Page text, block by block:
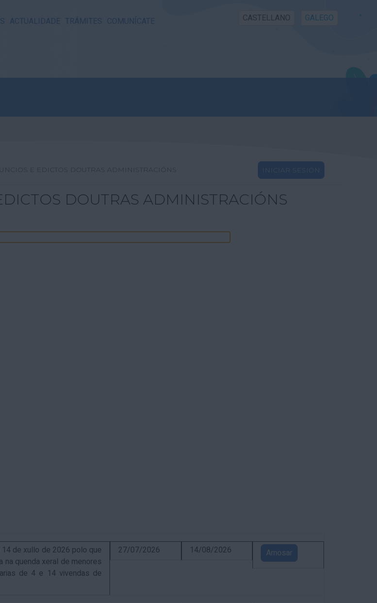
ACTUALIDADE TRÁMITES COMUNÍCATE CASTELLANO GALEGO
E EDICTOS DOUTRAS ADMINISTRACIÓNS INICIAR SESIÓN
DOUTRAS ADMINISTRACIÓNS
14 de xullo de 2026 polo que
quenda xeral de menores
de 4 e 14 vivendas de
27/07/2026 14/08/2026 Amosar